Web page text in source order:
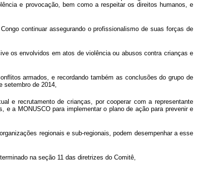
e provocação, bem como a respeitar os direitos humanos, e
continuar assegurando o profissionalismo de suas forças de
os envolvidos em atos de violência ou abusos contra crianças e
armados, e recordando também as conclusões do grupo de
setembro de 2014,
e recrutamento de crianças, por cooperar com a representante
a MONUSCO para implementar o plano de ação para prevenir e
regionais e sub-regionais, podem desempenhar a esse
na seção 11 das diretrizes do Comitê,